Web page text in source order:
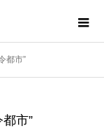
都市”
市”